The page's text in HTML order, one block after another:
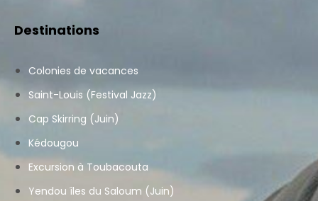
Destinations
Colonies de vacances
Saint-Louis (Festival Jazz)
Cap Skirring (Juin)
Kédougou
Excursion à Toubacouta
Yendou îles du Saloum (Juin)